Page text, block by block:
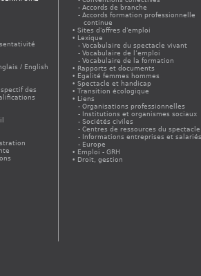
/ English
des
Accords de branche
Accords formation professionnelle
continue
Sites d'offres d'emploi
Lexique
Vocabulaire du spectacle vivant
Vocabulaire de l’emploi
Vocabulaire de la formation
Rapports et documents
Egalité femmes hommes
Spectacle et handicap
Transition écologique
Liens
Organisations professionnelles
Institutions et organismes sociaux
Sociétés civiles
Centres de ressources du spectacle
Informations entreprises et
Europe
Emploi - GRH
Droit, gestion